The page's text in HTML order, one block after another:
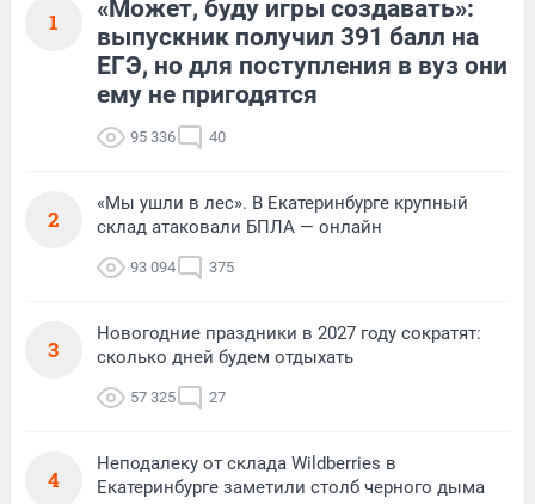
1
«Может, буду игры создавать»:
выпускник получил 391 балл на
ЕГЭ, но для поступления в вуз они
ему не пригодятся
95 336 40
2
«Мы ушли в лес». В Екатеринбурге крупный
склад атаковали БПЛА — онлайн
93 094 375
3
Новогодние праздники в 2027 году сократят:
сколько дней будем отдыхать
57 325 27
4
Неподалеку от склада Wildberries в
Екатеринбурге заметили столб черного дыма